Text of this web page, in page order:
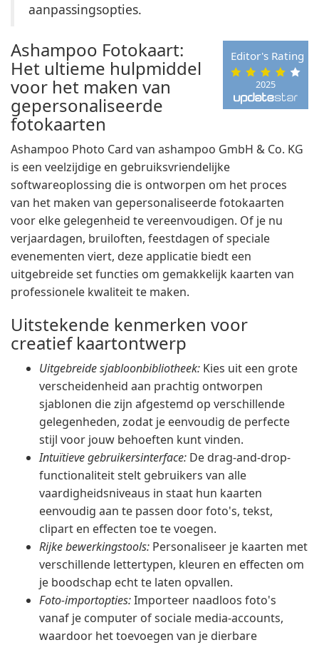
aanpassingsopties.
2025
Editor's Rating
Ashampoo Fotokaart:
Het ultieme hulpmiddel
voor het maken van
gepersonaliseerde
fotokaarten
Ashampoo Photo Card van ashampoo GmbH & Co. KG
is een veelzijdige en gebruiksvriendelijke
softwareoplossing die is ontworpen om het proces
van het maken van gepersonaliseerde fotokaarten
voor elke gelegenheid te vereenvoudigen. Of je nu
verjaardagen, bruiloften, feestdagen of speciale
evenementen viert, deze applicatie biedt een
uitgebreide set functies om gemakkelijk kaarten van
professionele kwaliteit te maken.
Uitstekende kenmerken voor
creatief kaartontwerp
Uitgebreide sjabloonbibliotheek: Kies uit een grote
verscheidenheid aan prachtig ontworpen
sjablonen die zijn afgestemd op verschillende
gelegenheden, zodat je eenvoudig de perfecte
stijl voor jouw behoeften kunt vinden.
Intuïtieve gebruikersinterface: De drag-and-drop-
functionaliteit stelt gebruikers van alle
vaardigheidsniveaus in staat hun kaarten
eenvoudig aan te passen door foto's, tekst,
clipart en effecten toe te voegen.
Rijke bewerkingstools: Personaliseer je kaarten met
verschillende lettertypen, kleuren en effecten om
je boodschap echt te laten opvallen.
Foto-importopties:Importeer naadloos foto's
vanaf je computer of sociale media-accounts,
waardoor het toevoegen van je dierbare